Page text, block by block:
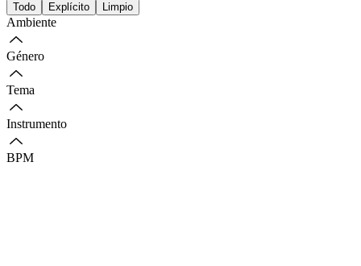
Todo Explícito Limpio
Ambiente
Género
Tema
Instrumento
BPM